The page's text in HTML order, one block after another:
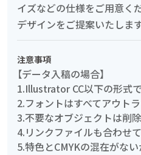
イズなどの仕様をご用意く
デザインをご提案いたします
注意事項
【データ入稿の場合】
1.Illustrator CC以下の形式
2.フォントはすべてアウト
3.不要なオブジェクトは削
4.リンクファイルも合わせ
5.特色とCMYKの混在がな